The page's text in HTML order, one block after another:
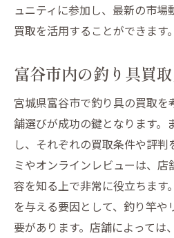
繁忙期と閑散期の違
売却を急がないための
ユーザーが語る成功例
失敗から学ぶ売却の
地方特有の買取事情
地元で人気の買取業
高価買取を実現したポ
買取サービスを選ぶ
釣り具の適正価格を知る
ュニティに参加し、最新の市場
買取を活用することができます。
富谷市内の釣り具買
宮城県富谷市で釣り具の買取
舗選びが成功の鍵となります。
し、それぞれの買取条件や評判
ミやオンラインレビューは、
容を知る上で非常に役立ちます
を与える要因として、釣り竿や
要があります。店舗によっては